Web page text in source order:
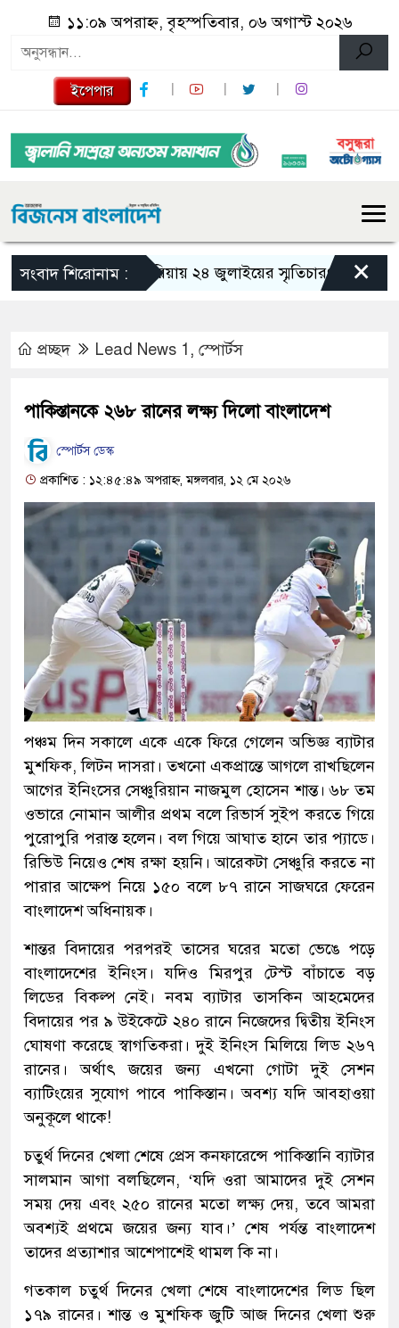
১১:০৯ অপরাহ্ন, বৃহস্পতিবার, ০৬ অগাস্ট ২০২৬
ইপেপার
সংবাদ শিরোনাম :গজারিয়ায় ২৪ জুলাইয়ের স্মৃতিচারণ: গুমের ভয়াবহ
×
প্রচ্ছদ Lead News 1 , স্পোর্টস
পাকিস্তানকে ২৬৮ রানের লক্ষ্য দিলো বাংলাদেশ
স্পোর্টস ডেস্ক
প্রকাশিত : ১২:৪৫:৪৯ অপরাহ্ন, মঙ্গলবার, ১২ মে ২০২৬
পঞ্চম দিন সকালে একে একে ফিরে গেলেন অভিজ্ঞ ব্যাটার
মুশফিক, লিটন দাসরা। তখনো একপ্রান্তে আগলে রাখছিলেন
আগের ইনিংসের সেঞ্চুরিয়ান নাজমুল হোসেন শান্ত। ৬৮ তম
ওভারে নোমান আলীর প্রথম বলে রিভার্স সুইপ করতে গিয়ে
পুরোপুরি পরাস্ত হলেন। বল গিয়ে আঘাত হানে তার প্যাডে।
রিভিউ নিয়েও শেষ রক্ষা হয়নি। আরেকটা সেঞ্চুরি করতে না
পারার আক্ষেপ নিয়ে ১৫০ বলে ৮৭ রানে সাজঘরে ফেরেন
বাংলাদেশ অধিনায়ক।
শান্তর বিদায়ের পরপরই তাসের ঘরের মতো ভেঙে পড়ে
বাংলাদেশের ইনিংস। যদিও মিরপুর টেস্ট বাঁচাতে বড়
লিডের বিকল্প নেই। নবম ব্যাটার তাসকিন আহমেদের
বিদায়ের পর ৯ উইকেটে ২৪০ রানে নিজেদের দ্বিতীয় ইনিংস
ঘোষণা করেছে স্বাগতিকরা। দুই ইনিংস মিলিয়ে লিড ২৬৭
রানের। অর্থাৎ জয়ের জন্য এখনো গোটা দুই সেশন
ব্যাটিংয়ের সুযোগ পাবে পাকিস্তান। অবশ্য যদি আবহাওয়া
অনুকূলে থাকে!
চতুর্থ দিনের খেলা শেষে প্রেস কনফারেন্সে পাকিস্তানি ব্যাটার
সালমান আগা বলছিলেন, ‘যদি ওরা আমাদের দুই সেশন
সময় দেয় এবং ২৫০ রানের মতো লক্ষ্য দেয়, তবে আমরা
অবশ্যই প্রথমে জয়ের জন্য যাব।’ শেষ পর্যন্ত বাংলাদেশ
তাদের প্রত্যাশার আশেপাশেই থামল কি না।
গতকাল চতুর্থ দিনের খেলা শেষে বাংলাদেশের লিড ছিল
১৭৯ রানের। শান্ত ও মুশফিক জুটি আজ দিনের খেলা শুরু